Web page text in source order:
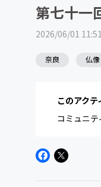
第七十
2026/06/01 11:51
奈良 仏像
このアクテ
コミュニテ